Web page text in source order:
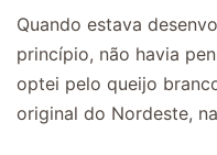
Quando estava
princípio, não havia
optei pelo queijo
original do Nordeste,